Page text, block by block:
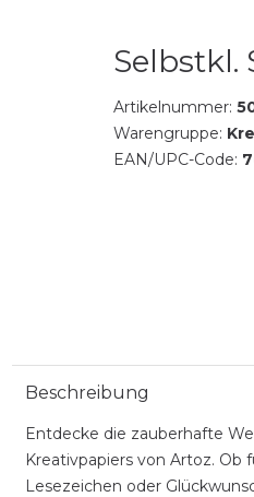
Selbstkl.
Artikelnummer:
Warengruppe:
EAN/UPC-Code:
Beschreibung
Entdecke die zauberhafte
Kreativpapiers von Artoz. Ob
Lesezeichen oder